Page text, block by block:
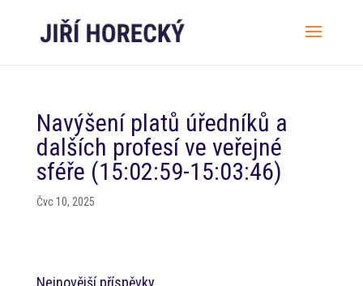
Navýšení platů úředníků a
dalších profesí ve veřejné
sféře (15:02:59-15:03:46)
Čvc 10, 2025
Nejnovější příspěvky